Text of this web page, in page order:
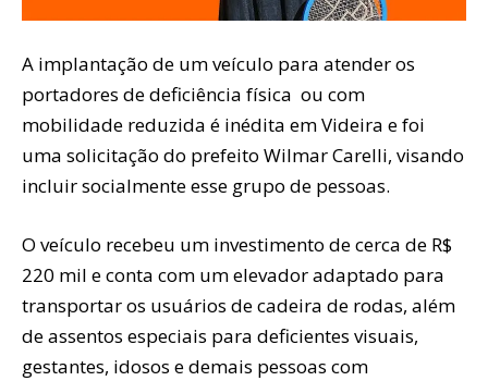
A implantação de um veículo para atender os
portadores de deficiência física ou com
mobilidade reduzida é inédita em Videira e foi
uma solicitação do prefeito Wilmar Carelli, visando
incluir socialmente esse grupo de pessoas.
O veículo recebeu um investimento de cerca de R$
220 mil e conta com um elevador adaptado para
transportar os usuários de cadeira de rodas, além
de assentos especiais para deficientes visuais,
gestantes, idosos e demais pessoas com